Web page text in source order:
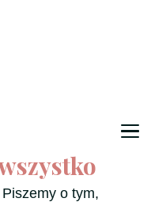
o tym,